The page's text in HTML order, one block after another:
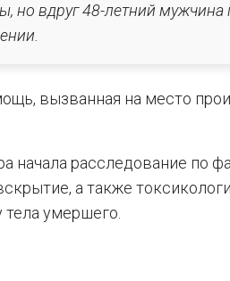
но вдруг 48-летний мужчина
вызванная на место
начала расследование по
а также
тела умершего.